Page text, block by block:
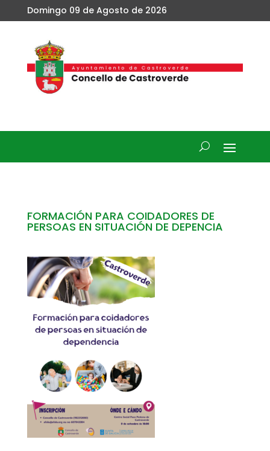
Domingo 09 de Agosto de 2026
FORMACIÓN PARA COIDADORES DE
PERSOAS EN SITUACIÓN DE DEPENCIA